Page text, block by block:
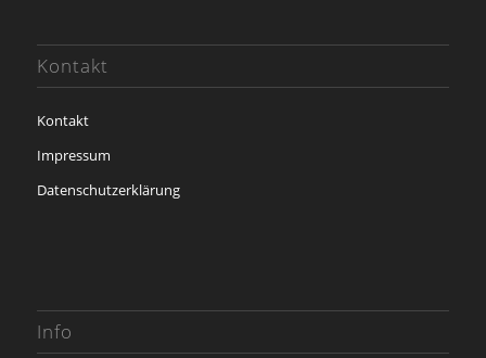
Kontakt
Kontakt
Impressum
Datenschutzerklärung
Info